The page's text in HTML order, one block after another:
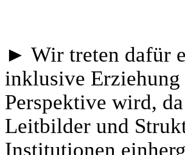
► Wir treten dafür
inklusive
Perspektive wird,
Leitbilder und
Institutionen